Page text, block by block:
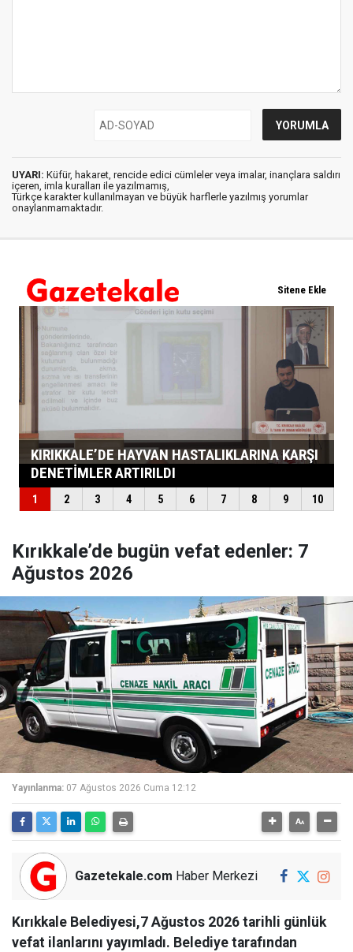
UYARI: Küfür, hakaret, rencide edici cümleler veya imalar, inançlara saldırı
içeren, imla kuralları ile yazılmamış,
Türkçe karakter kullanılmayan ve büyük harflerle yazılmış yorumlar
onaylanmamaktadır.
Kırıkkale’de bugün vefat edenler: 7
Ağustos 2026
Yayınlanma: 07 Ağustos 2026 Cuma 12:12
Gazetekale.com Haber Merkezi
Kırıkkale Belediyesi,7 Ağustos 2026 tarihli günlük
vefat ilanlarını yayımladı. Belediye tarafından